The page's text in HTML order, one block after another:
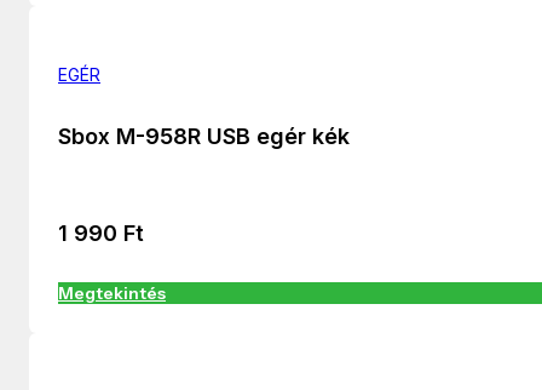
EGÉR
Sbox M-958R USB egér kék
1 990 Ft
Megtekintés